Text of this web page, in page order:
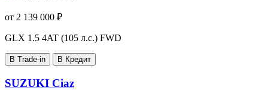
от 2 139 000 ₽
GLX 1.5 4AT (105 л.с.) FWD
В Trade-in В Кредит
SUZUKI Ciaz